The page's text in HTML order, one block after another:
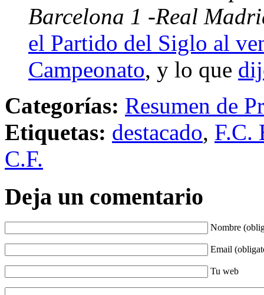
Barcelona 1 -Real
el Partido del Siglo al
Campeonato, y lo que
Categorías: Resumen de
Etiquetas: destacado, F.C.
C.F.
Deja un comentario
Nombre
Email
Tu web